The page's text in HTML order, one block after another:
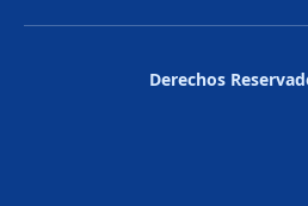
Derechos